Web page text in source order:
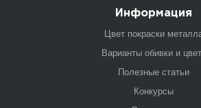
Информация
Цвет покраски
Варианты обивки и
Полезные статьи
Конкурсы